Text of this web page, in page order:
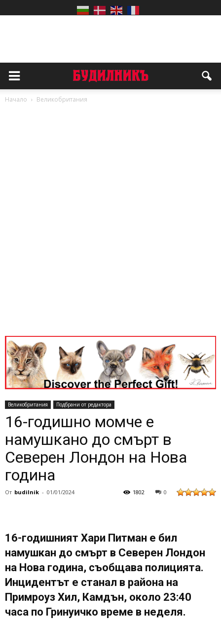
Начало Великобритания
Великобритания Подбрани от редактора
16-годишно момче е
намушкано до смърт в
Северен Лондон на Нова
година
От budilnik - 01/01/2024 0
1802
16-годишният Хари Питман е бил
намушкан до смърт в Северен Лондон
на Нова година, съобщава полицията.
Инцидентът е станал в района на
Примроуз Хил, Камдън, около 23:40
часа по Гринуичко време в неделя.